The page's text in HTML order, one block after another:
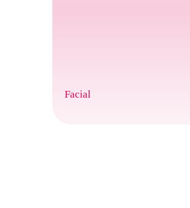
Facial